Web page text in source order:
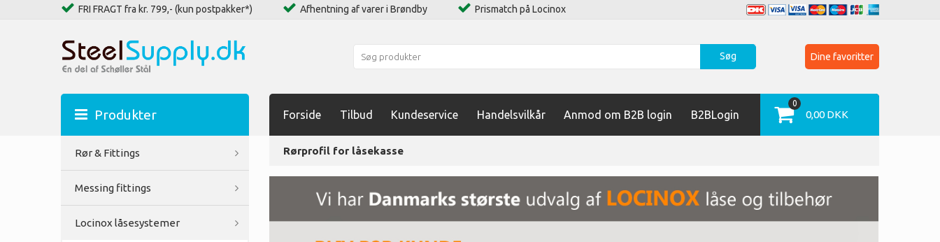
FRI FRAGT fra kr. 799,- (kun postpakker*) Afhentning af varer i Brøndby Prismatch på Locinox
0,00 DKK
0
Søg Dine favoritter
Produkter
Rør & Fittings
Messing fittings
Locinox låsesystemer
Forside Tilbud Kundeservice Handelsvilkår Anmod om B2B login B2BLogin
Rørprofil for låsekasse